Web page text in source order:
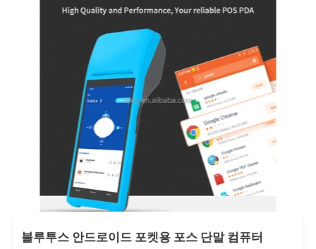
블루투스 안드로이드 포켓용 포스 단말 컴퓨터